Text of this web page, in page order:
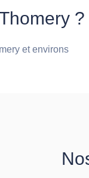
?
et environs